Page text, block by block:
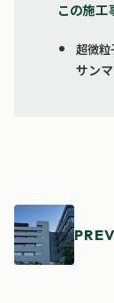
この施工
超微粒
サン
PREV